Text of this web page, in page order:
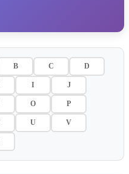
B C D
I J
O P
U V